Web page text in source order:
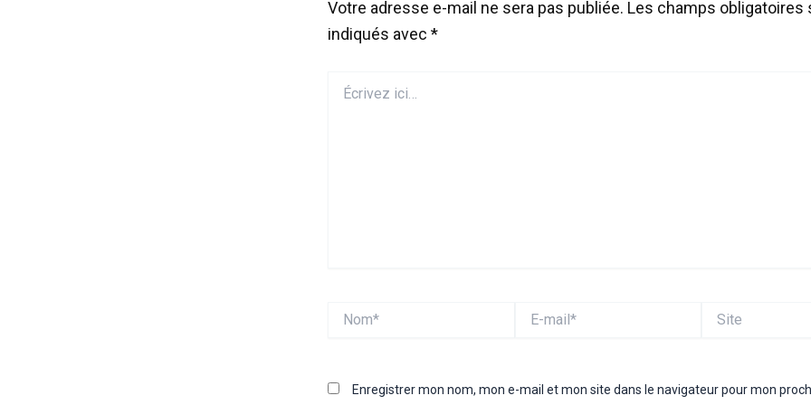
Votre adresse e-mail ne sera pas publiée. Les champs obligatoires
indiqués avec *
ici…
mail*
Enregistrer mon nom, mon e-mail et mon site dans le navigateur pour mon